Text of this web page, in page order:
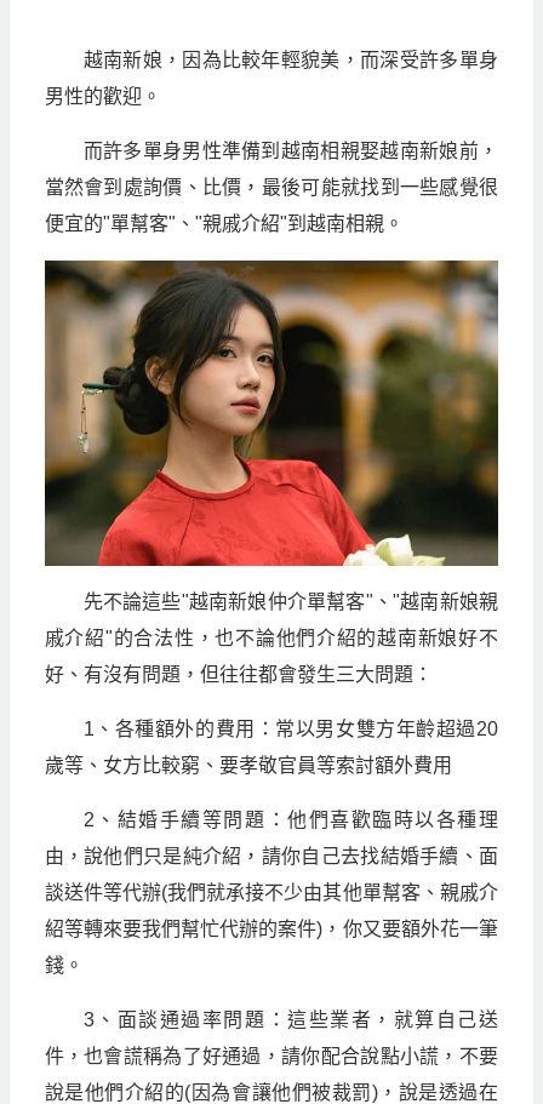
越南新娘，因為比較年輕貌美，而深受許多單身
男性的歡迎。
而許多單身男性準備到越南相親娶越南新娘前，
當然會到處詢價、比價，最後可能就找到一些感覺很
便宜的"單幫客"、"親戚介紹"到越南相親。
先不論這些"越南新娘仲介單幫客"、"越南新娘親
戚介紹"的合法性，也不論他們介紹的越南新娘好不
好、有沒有問題，但往往都會發生三大問題：
1、各種額外的費用：常以男女雙方年齡超過20
歲等、女方比較窮、要孝敬官員等索討額外費用
2、結婚手續等問題：他們喜歡臨時以各種理
由，說他們只是純介紹，請你自己去找結婚手續、面
談送件等代辦(我們就承接不少由其他單幫客、親戚介
紹等轉來要我們幫忙代辦的案件)，你又要額外花一筆
錢。
3、面談通過率問題：這些業者，就算自己送
件，也會謊稱為了好通過，請你配合說點小謊，不要
說是他們介紹的(因為會讓他們被裁罰)，說是透過在